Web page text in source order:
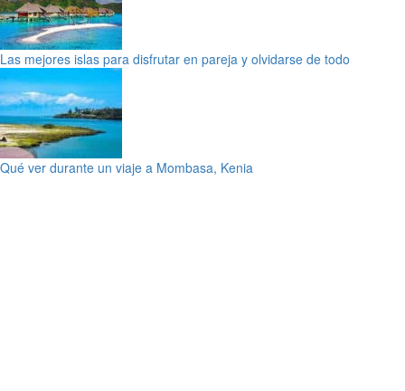
Las mejores islas para disfrutar en pareja y olvidarse de todo
Qué ver durante un viaje a Mombasa, Kenia